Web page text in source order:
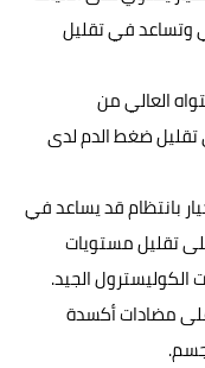
وتساعد في تقليل
العالي من
تقليل ضغط الدم لدى
بانتظام قد يساعد في
تقليل مستويات
الكوليسترول الجيد.
على مضادات أكسدة